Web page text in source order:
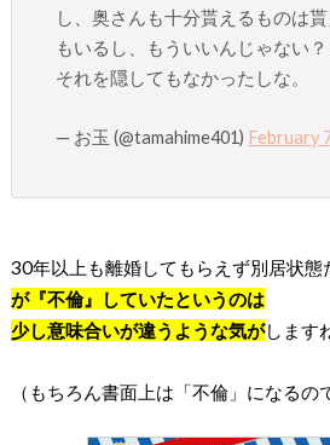
し、奥さんも十分貰えるものは
もいるし、もういいんじゃない？
それを隠してもなかったしな。
— お玉 (@tamahime401) February
30年以上も離婚してもらえず別居状態
が『不倫』していたというのは
少し意味合いが違うような気がします
（もちろん書面上は「不倫」になるの